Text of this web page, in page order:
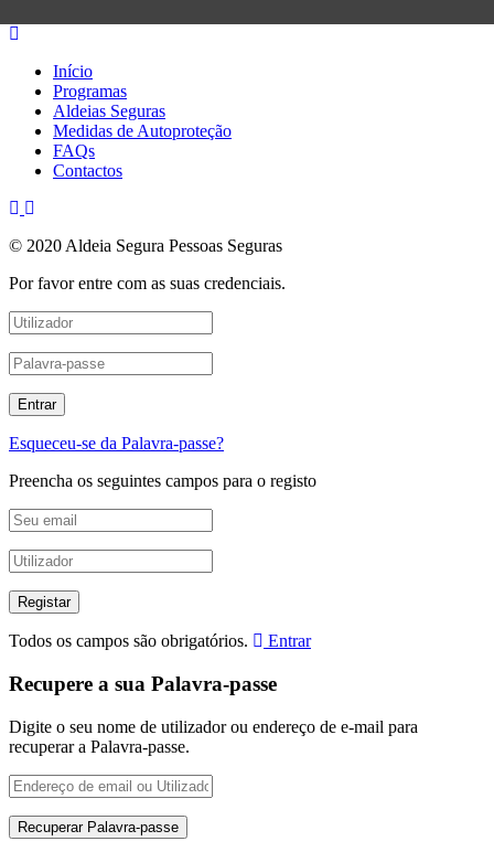
Início
Programas
Aldeias Seguras
Medidas de Autoproteção
FAQs
Contactos
© 2020 Aldeia Segura Pessoas Seguras
Por favor entre com as suas credenciais.
Esqueceu-se da Palavra-passe?
Preencha os seguintes campos para o registo
Todos os campos são obrigatórios. Entrar
Recupere a sua Palavra-passe
Digite o seu nome de utilizador ou endereço de e-mail para
recuperar a Palavra-passe.